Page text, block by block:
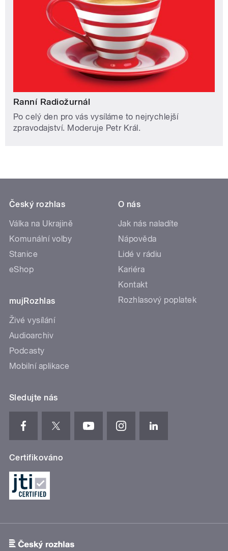
Ranní Radiožurnál
Po celý den pro vás vysíláme to nejrychlejší
zpravodajství. Moderuje Petr Král.
Český rozhlas
Válka na Ukrajině
Komunální volby
Stanice
eShop
mujRozhlas
Živé vysílání
Audioarchiv
Podcasty
Mobilní aplikace
O nás
Jak nás naladíte
Nápověda
Lidé v rádiu
Kariéra
Kontakt
Rozhlasový poplatek
Sledujte nás
Certifikováno